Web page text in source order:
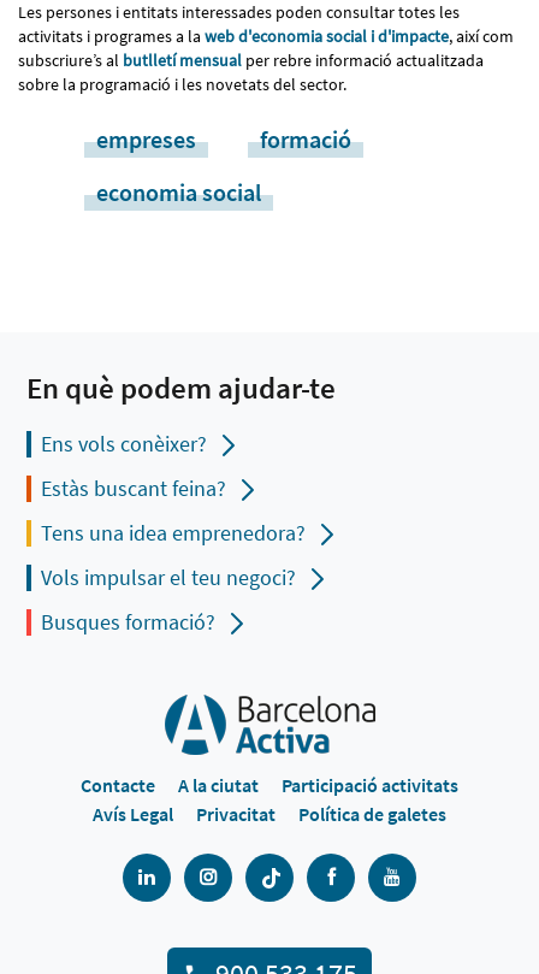
Les persones i entitats interessades poden consultar totes les
activitats i programes a la web d'economia social i d'impacte, així com
subscriure’s al butlletí mensual per rebre informació actualitzada
sobre la programació i les novetats del sector.
empreses
formació
economia social
En què podem ajudar-te
Ens vols conèixer?
Estàs buscant feina?
Tens una idea emprenedora?
Vols impulsar el teu negoci?
Busques formació?
Contacte A la ciutat
Participació activitats
Avís Legal
Privacitat Política de galetes